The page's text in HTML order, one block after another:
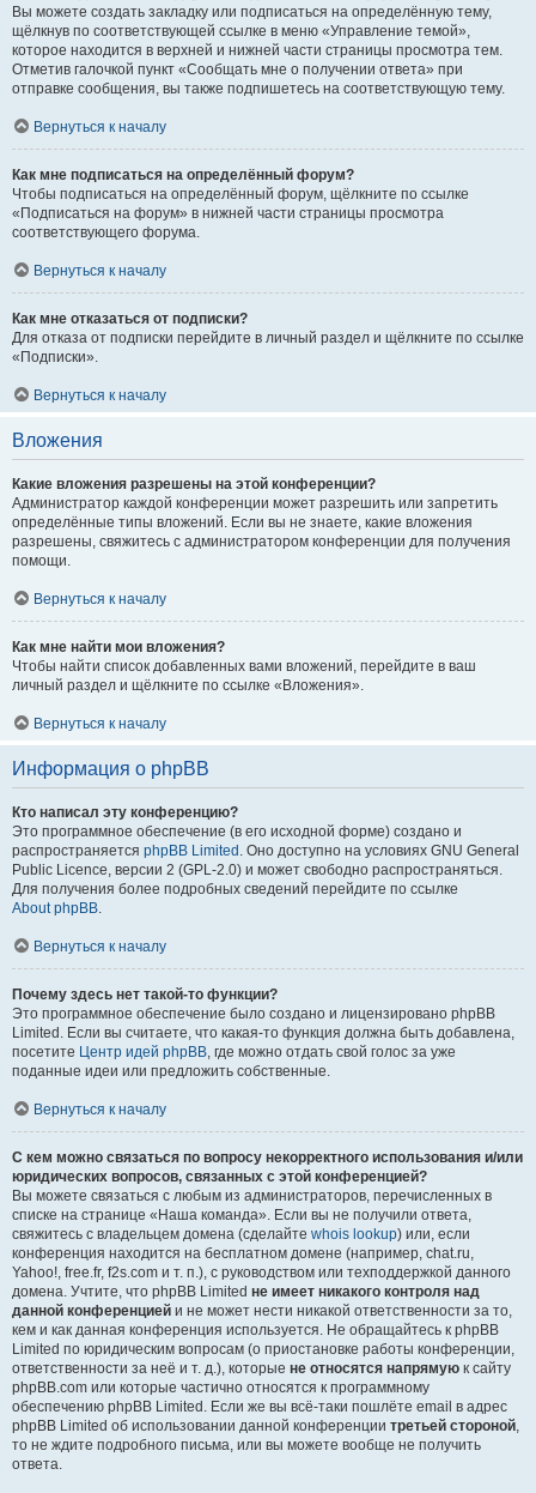
Вы можете создать закладку или подписаться на определённую тему,
щёлкнув по соответствующей ссылке в меню «Управление темой»,
которое находится в верхней и нижней части страницы просмотра тем.
Отметив галочкой пункт «Сообщать мне о получении ответа» при
отправке сообщения, вы также подпишетесь на соответствующую тему.
Вернуться к началу
Как мне подписаться на определённый форум?
Чтобы подписаться на определённый форум, щёлкните по ссылке
«Подписаться на форум» в нижней части страницы просмотра
соответствующего форума.
Вернуться к началу
Как мне отказаться от подписки?
Для отказа от подписки перейдите в личный раздел и щёлкните по ссылке
«Подписки».
Вернуться к началу
Вложения
Какие вложения разрешены на этой конференции?
Администратор каждой конференции может разрешить или запретить
определённые типы вложений. Если вы не знаете, какие вложения
разрешены, свяжитесь с администратором конференции для получения
помощи.
Вернуться к началу
Как мне найти мои вложения?
Чтобы найти список добавленных вами вложений, перейдите в ваш
личный раздел и щёлкните по ссылке «Вложения».
Вернуться к началу
Информация о phpBB
Кто написал эту конференцию?
Это программное обеспечение (в его исходной форме) создано и
распространяется phpBB Limited . Оно доступно на условиях GNU General
Public Licence, версии 2 (GPL-2.0) и может свободно распространяться.
Для получения более подробных сведений перейдите по ссылке
About phpBB.
Вернуться к началу
Почему здесь нет такой-то функции?
Это программное обеспечение было создано и лицензировано phpBB
Limited. Если вы считаете, что какая-то функция должна быть добавлена,
посетите Центр идей phpBB, где можно отдать свой голос за уже
поданные идеи или предложить собственные.
Вернуться к началу
С кем можно связаться по вопросу некорректного использования и/или
юридических вопросов, связанных с этой конференцией?
Вы можете связаться с любым из администраторов, перечисленных в
списке на странице «Наша команда». Если вы не получили ответа,
свяжитесь с владельцем домена (сделайте whois lookup) или, если
конференция находится на бесплатном домене (например, chat.ru,
Yahoo!, free.fr, f2s.com и т. п.), с руководством или техподдержкой данного
домена. Учтите, что phpBB Limited не имеет никакого контроля над
данной конференцией и не может нести никакой ответственности за то,
кем и как данная конференция используется. Не обращайтесь к phpBB
Limited по юридическим вопросам (о приостановке работы конференции,
ответственности за неё и т. д.), которые не относятся напрямую к сайту
phpBB.com или которые частично относятся к программному
обеспечению phpBB Limited. Если же вы всё-таки пошлёте email в адрес
phpBB Limited об использовании данной конференции третьей стороной,
то не ждите подробного письма, или вы можете вообще не получить
ответа.